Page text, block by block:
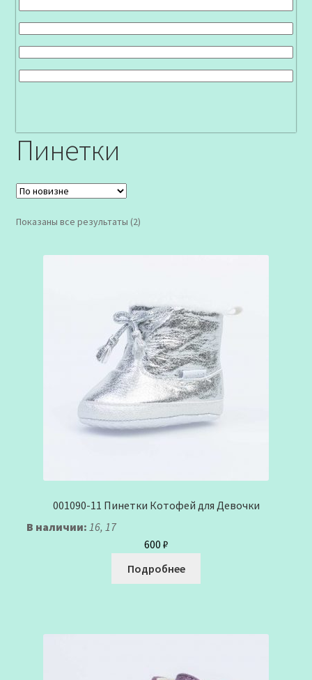
Пинетки
Показаны все результаты (2)Сортировка:
001090-11 Пинетки Котофей для Девочки
В наличии: 16, 17
600 ₽
Подробнее